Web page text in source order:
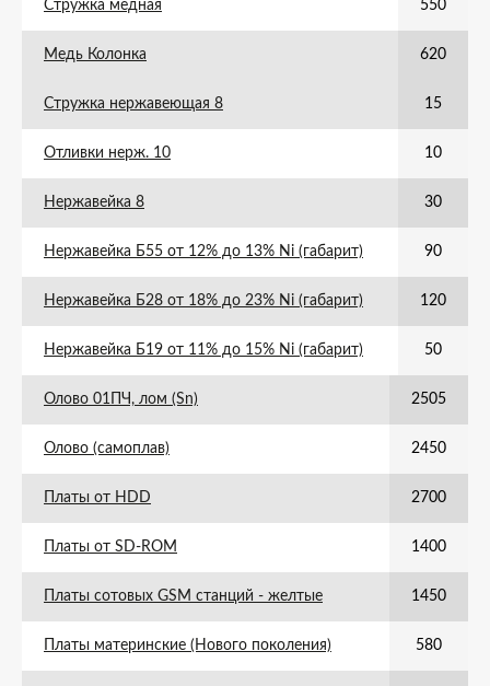
Стружка медная 550
Медь Колонка 620
Стружка нержавеющая 8 15
Отливки нерж. 10 10
Нержавейка 8 30
Нержавейка Б55 от 12% до 13% Ni (габарит) 90
Нержавейка Б28 от 18% до 23% Ni (габарит) 120
Нержавейка Б19 от 11% до 15% Ni (габарит) 50
Олово 01ПЧ, лом (Sn) 2505
Олово (самоплав) 2450
Платы от HDD 2700
Платы от SD-ROM 1400
Платы сотовых GSM станций - желтые 1450
Платы материнские (Нового поколения) 580